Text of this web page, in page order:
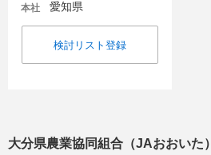
本社 愛知県
検討リスト登録
大分県農業協同組合（JAおおいた）